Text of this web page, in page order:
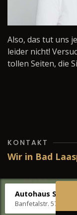
Also, das tut uns
leider nicht!
tollen Seiten, die
KONTAKT
Wir in Bad
Autohaus Stenger
Banfetalstr. 57,